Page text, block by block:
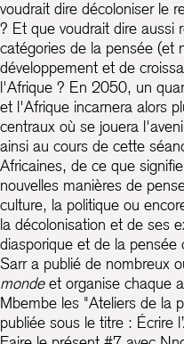
voudrait dire décoloniser le
? Et que voudrait dire aussi
catégories de la pensée (et
développement et de
l'Afrique ? En 2050, un
et l'Afrique incarnera alors
centraux où se jouera
ainsi au cours de cette
Africaines, de ce que
nouvelles manières de
culture, la politique ou
la décolonisation et de ses
diasporique et de la
Sarr a publié de nombreux
mondeet organise chaque
Mbembe les "Ateliers de la
publiée sous le titre : Écrire